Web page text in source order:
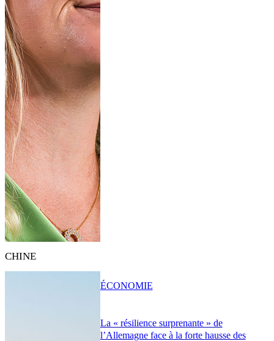
CHINE
La « résilience surprenante » de
l’Allemagne face à la forte hausse des
ÉCONOMIE